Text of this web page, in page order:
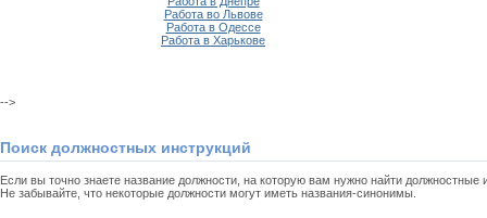
Работа во Львове
Работа в Одессе
Работа в Харькове
-->
Поиск должностных инструкций
Если вы точно знаете название должности, на которую вам нужно найти
Не забывайте, что некоторые должности могут иметь названия-синонимы.